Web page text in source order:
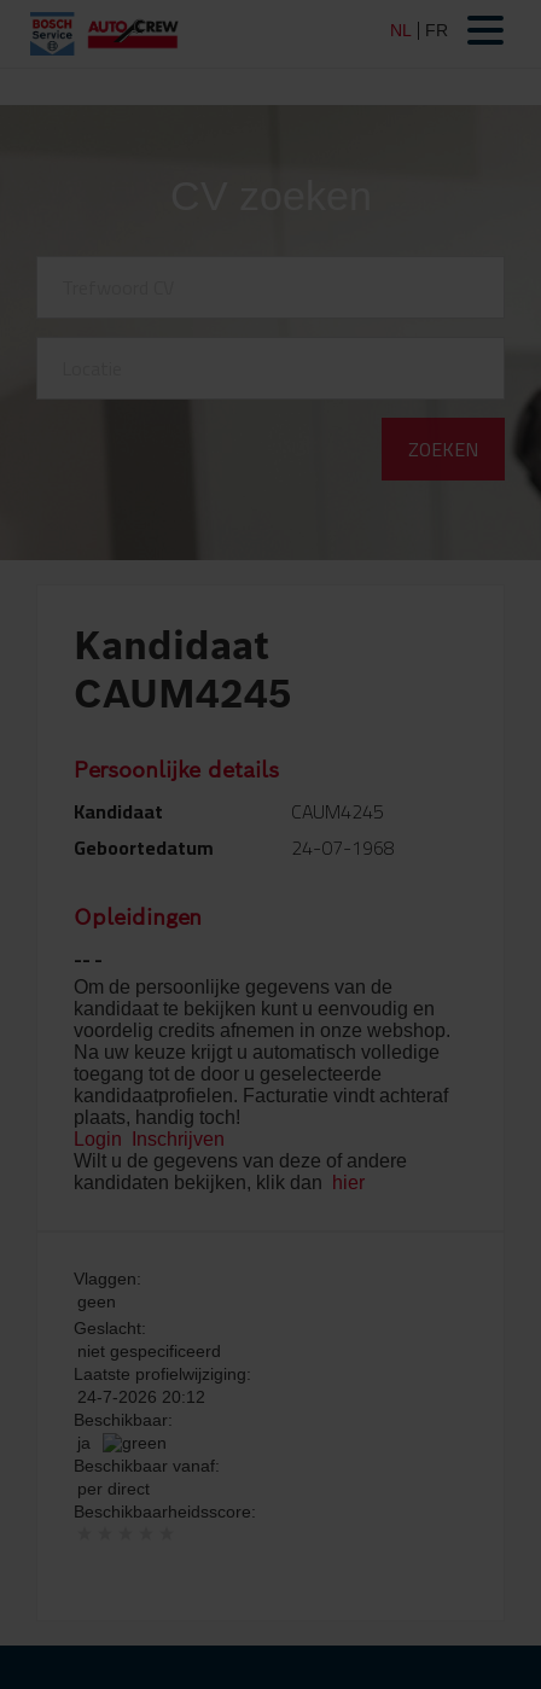
Kandidaat
CAUM4245
Persoonlijke details
Kandidaat
CAUM4245
Geboortedatum
24-07-1968
Opleidingen
-- -
Om de persoonlijke gegevens van de
kandidaat te bekijken kunt u eenvoudig en
voordelig credits afnemen in onze webshop.
Na uw keuze krijgt u automatisch volledige
toegang tot de door u geselecteerde
kandidaatprofielen. Facturatie vindt achteraf
plaats, handig toch!
Login
Inschrijven
Wilt u de gegevens van deze of andere
kandidaten bekijken, klik dan
hier
Vlaggen:
geen
Geslacht:
niet gespecificeerd
Laatste profielwijziging:
24-7-2026 20:12
Beschikbaar:
ja
Beschikbaar vanaf:
per direct
Beschikbaarheidsscore: